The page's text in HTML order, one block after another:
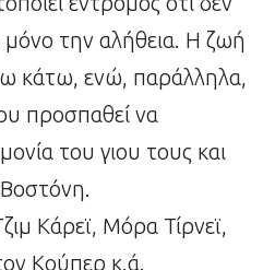
μόνο την αλήθεια. Η ζωή
κάτω, ενώ, παράλληλα,
προσπαθεί να
του γιου τους και
Κάρεϊ, Μόρα Τίρνεϊ,
Κούπερ κ.ά.